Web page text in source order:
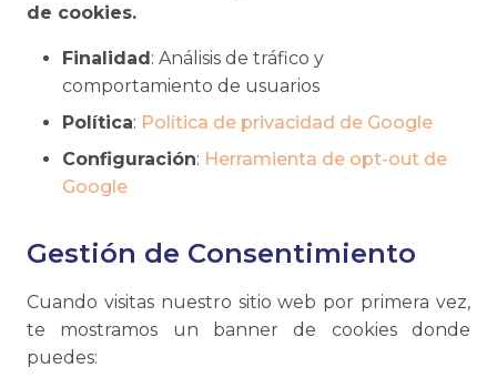
de cookies.
Finalidad: Análisis de tráfico y
comportamiento de usuarios
Política: Política de privacidad de Google
Configuración: Herramienta de opt-out de
Google
Gestión de Consentimiento
Cuando visitas nuestro sitio web por primera vez,
te mostramos un banner de cookies donde
puedes: